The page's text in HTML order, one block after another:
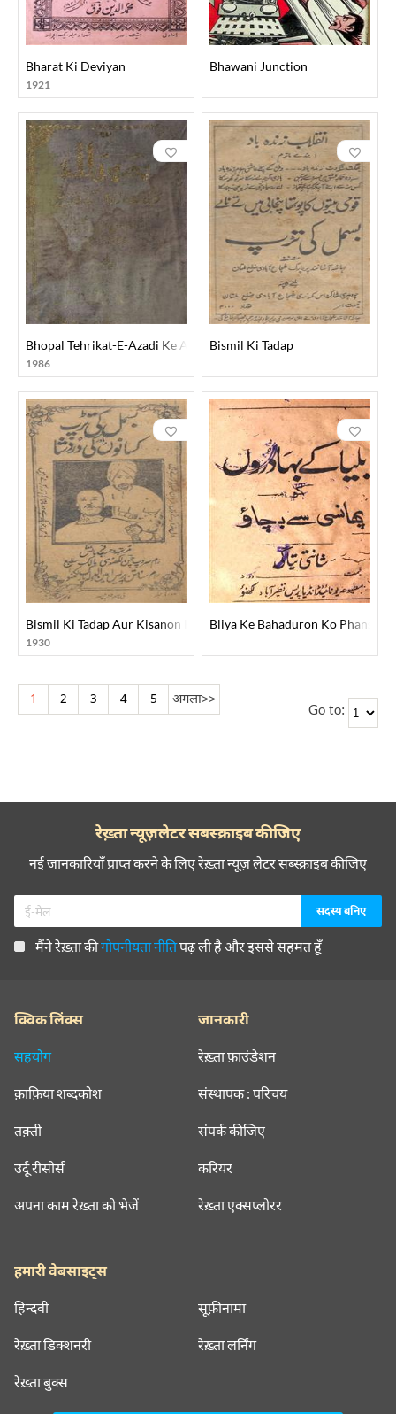
Bharat Ki Deviyan
1921
Bhawani Junction
Bhopal Tehrikat-E-Azadi Ke Aaina Mein
1986
Bismil Ki Tadap
Bismil Ki Tadap Aur Kisanon Ki Durdasha
1930
Bliya Ke Bahaduron Ko Phansi Se
1 2 3 4 5 अगला>>
Go to:
रेख़्ता न्यूज़लेटर सबस्क्राइब कीजिए
नई जानकारियाँ प्राप्त करने के लिए रेख़्ता न्यूज़ लेटर सब्स्क्राइब कीजिए
मैंने रेख़्ता कीगोपनीयता नीतिपढ़ ली है और इससे सहमत हूँ
क्विक लिंक्स
सहयोग
क़ाफ़िया शब्दकोश
तक़्ती
उर्दू रीसोर्स
अपना काम रेख़्ता को भेजें
जानकारी
रेख़्ता फ़ाउंडेशन
संस्थापक : परिचय
संपर्क कीजिए
करियर
रेख़्ता एक्सप्लोरर
हमारी वेबसाइट्स
हिन्दवी सूफ़ीनामा
रेख़्ता डिक्शनरी रेख़्ता लर्निंग
रेख़्ता बुक्स